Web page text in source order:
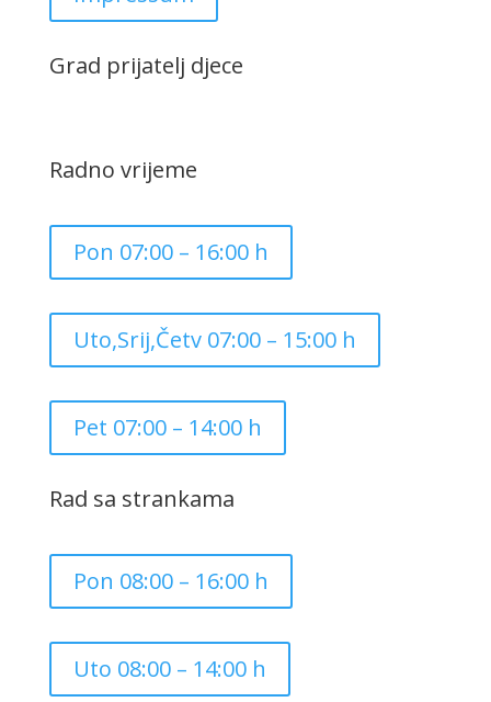
Grad prijatelj djece
Radno vrijeme
Pon 07:00 – 16:00 h
Uto,Srij,Četv 07:00 – 15:00 h
Pet 07:00 – 14:00 h
Rad sa strankama
Pon 08:00 – 16:00 h
Uto 08:00 – 14:00 h